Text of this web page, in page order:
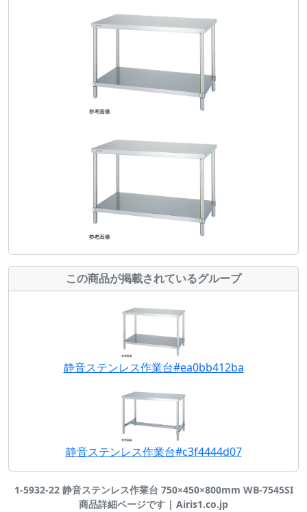
この商品が掲載されているグループ
静音ステンレス作業台#ea0bb412ba
静音ステンレス作業台#c3f4444d07
1-5932-22 静音ステンレス作業台 750×450×800mm WB-7545SI
商品詳細ページです | Airis1.co.jp